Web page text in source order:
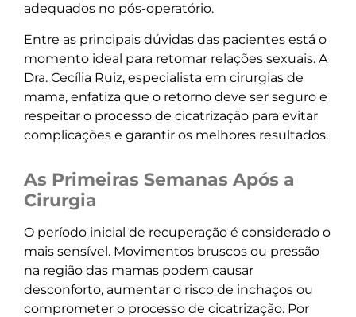
adequados no pós-operatório.
Entre as principais dúvidas das pacientes está o
momento ideal para retomar relações sexuais. A
Dra. Cecília Ruiz, especialista em cirurgias de
mama, enfatiza que o retorno deve ser seguro e
respeitar o processo de cicatrização para evitar
complicações e garantir os melhores resultados.
As Primeiras Semanas Após a
Cirurgia
O período inicial de recuperação é considerado o
mais sensível. Movimentos bruscos ou pressão
na região das mamas podem causar
desconforto, aumentar o risco de inchaços ou
comprometer o processo de cicatrização. Por